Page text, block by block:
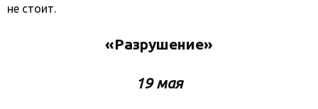
не стоит.
«Разрушение»
19 мая